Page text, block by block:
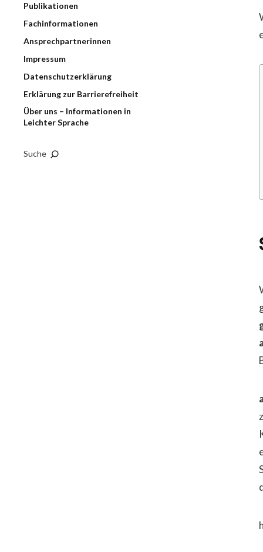
Publikationen
Fachinformationen
Ansprechpartnerinnen
Impressum
Datenschutzerklärung
Erklärung zur Barrierefreiheit
Über uns – Informationen in
Leichter Sprache
Suche